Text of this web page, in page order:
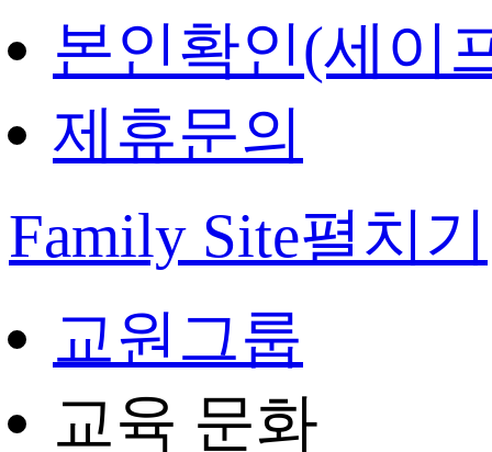
본인확인(세이
제휴문의
Family Site펼치기
교원그룹
교육 문화